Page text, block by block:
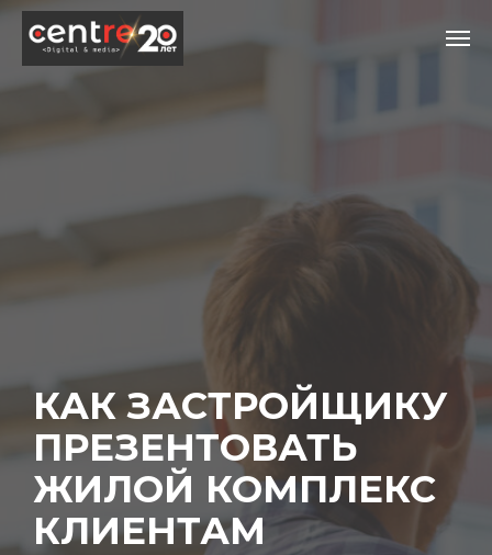
КАК ЗАСТРОЙЩИКУ
ПРЕЗЕНТОВАТЬ
ЖИЛОЙ КОМПЛЕКС
КЛИЕНТАМ